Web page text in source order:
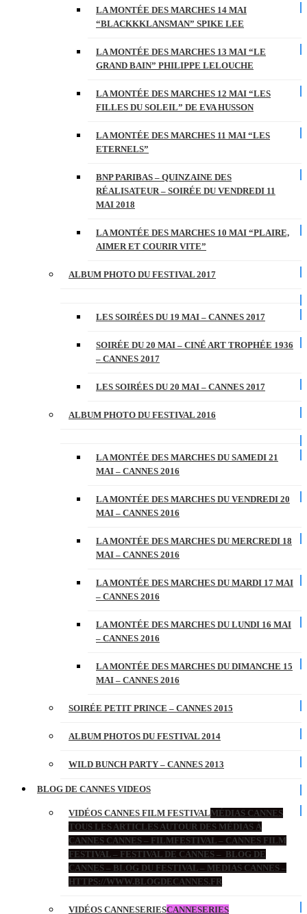
LA MONTÉE DES MARCHES 14 MAI
“BLACKKKLANSMAN” SPIKE LEE
LA MONTÉE DES MARCHES 13 MAI “LE
GRAND BAIN” PHILIPPE LELOUCHE
LA MONTÉE DES MARCHES 12 MAI “LES
FILLES DU SOLEIL” DE EVA HUSSON
LA MONTÉE DES MARCHES 11 MAI “LES
ETERNELS”
BNP PARIBAS – QUINZAINE DES
RÉALISATEUR – SOIRÉE DU VENDREDI 11
MAI 2018
LA MONTÉE DES MARCHES 10 MAI “PLAIRE,
AIMER ET COURIR VITE”
ALBUM PHOTO DU FESTIVAL 2017
LES SOIRÉES DU 19 MAI – CANNES 2017
SOIRÉE DU 20 MAI – CINÉ ART TROPHÉE 1936
– CANNES 2017
LES SOIRÉES DU 20 MAI – CANNES 2017
ALBUM PHOTO DU FESTIVAL 2016
LA MONTÉE DES MARCHES DU SAMEDI 21
MAI – CANNES 2016
LA MONTÉE DES MARCHES DU VENDREDI 20
MAI – CANNES 2016
LA MONTÉE DES MARCHES DU MERCREDI 18
MAI – CANNES 2016
LA MONTÉE DES MARCHES DU MARDI 17 MAI
– CANNES 2016
LA MONTÉE DES MARCHES DU LUNDI 16 MAI
– CANNES 2016
LA MONTÉE DES MARCHES DU DIMANCHE 15
MAI – CANNES 2016
SOIRÉE PETIT PRINCE – CANNES 2015
ALBUM PHOTOS DU FESTIVAL 2014
WILD BUNCH PARTY – CANNES 2013
BLOG DE CANNES VIDEOS
VIDÉOS CANNES FILM FESTIVALMÉDIAS CANNES
TOUS LES ARTICLES AUTOUR DES MÉDIAS À
CANNES CANNES – FILMFESTIVAL – CANNES FILM
FESTIVAL – FESTIVAL DE CANNES – BLOG DE
CANNES – BLOG DU FESTIVAL – MEDIAS CANNES –
HTTPS://WWW.BLOGDECANNES.FR
VIDÉOS CANNESERIESCANNESERIES